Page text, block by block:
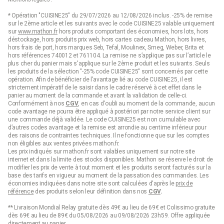
* Opération "CUISINE25" du 29/07/2026 au 12/08/2026 inclus. -25% de remise
sur le 2ème article et les suivants avec le code CUISINE25 valable uniquement
sur www.mathon.frhors produits comportant des économies, hors lots, hors
déstockage, hors produits prix web, hors cartes cadeau Mathon, hors livres,
hors frais de port, hors marques Seb, Tefal, Moulinex, Smeg, Weber, Brita et
hors références 740012 et 761104. La remise ne s’applique pas sur l’article le
plus cher du panier mais s'applique sur le 2ème produit et les suivants. Seuls
les produits de la sélection "-25% code CUISINE25" sont concernés par cette
opération. Afin de bénéficier de l'avantage lié au code CUISINE25, il est
strictement impératif de le saisir dans le cadre réservé à cet effet dans le
panier au moment de la commande et avant la validation de celle-ci.
Conformément à nos CGV, en cas d'oubli au moment de la commande, aucun
code avantage ne pourra être appliqué à postériori par notre service client sur
une commande déjà validée. Le code CUISINE25 est non cumulable avec
d’autres codes avantage et la remise est arrondie au centime inférieur pour
des raisons de contraintes techniques. Il ne fonctionne que sur les comptes
non éligibles aux ventes privées mathon.fr.
Les prix indiqués sur mathon.fr sont valables uniquement sur notre site
internet et dans la limite des stocks disponibles. Mathon se réserve le droit de
modifier les prix de vente à tout moment et les produits seront facturés sur la
base des tarifs en vigueur au moment de la passation des commandes. Les
économies indiquées dans notre site sont calculées d'après le prix de
référencedes produits selon leur définition dans nos CGV.
** Livraison Mondial Relay gratuite dès 49€ au lieu de 69€ et Colissimo gratuite
dès 69€ au lieu de 89€ du 05/08/2026 au 09/08/2026 23h59. Offre appliquée